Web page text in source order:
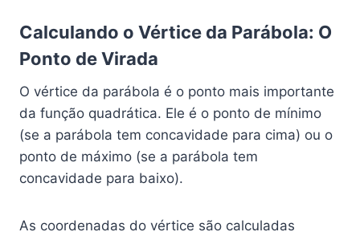
Calculando o Vértice da Parábola: O
Ponto de Virada
O vértice da parábola é o ponto mais importante
da função quadrática. Ele é o ponto de mínimo
(se a parábola tem concavidade para cima) ou o
ponto de máximo (se a parábola tem
concavidade para baixo).
As coordenadas do vértice são calculadas